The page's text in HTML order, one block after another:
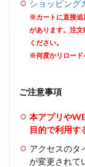
ショッピング
※カートに直接追
があります。注
ください。
※何度かリロード
ご注意事項
本アプリや
目的で利用す
アクセスのタ
が変更されて